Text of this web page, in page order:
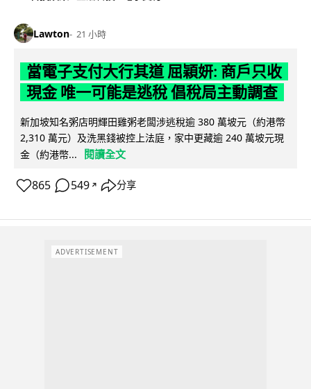
Lawton 21 小時
當電子支付大行其道 屈穎妍: 商戶只收
現金 唯一可能是逃稅 倡稅局主動調查
新加坡知名粥店明輝田雞粥老闆涉逃稅逾 380 萬坡元（約港幣
2,310 萬元）及洗黑錢被控上法庭，家中更藏逾 240 萬坡元現
金（約港幣...
閱讀全文
865 549 ↗ 分享
ADVERTISEMENT